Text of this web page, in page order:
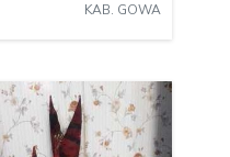
KAB. GOWA